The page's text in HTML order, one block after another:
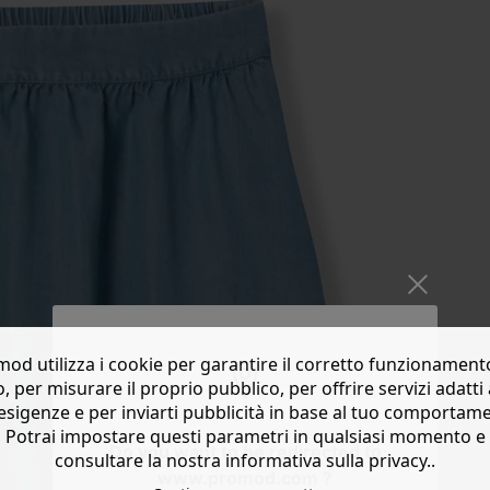
Do you want to be redirected to
utilizza i cookie per garantire il corretto
per misurare il proprio pubblico, per offrire servizi adatti
e per inviarti pubblicità in base al tuo
Potrai impostare questi parametri in qualsiasi momento e
consultare la nostra informativa sulla privacy..